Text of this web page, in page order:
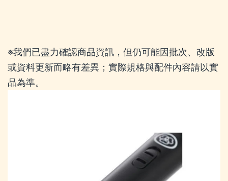
※我們已盡力確認商品資訊，但仍可能因批次、改版
或資料更新而略有差異；實際規格與配件內容請以實
品為準。